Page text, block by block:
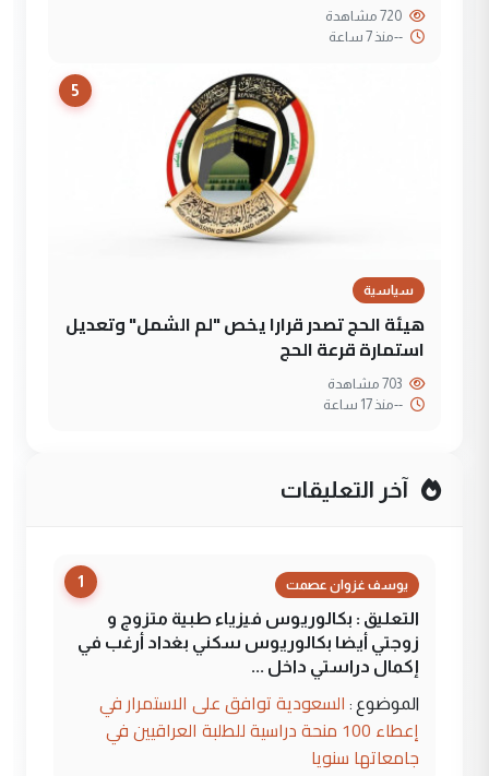
--منذ 7 ساعة
5
سياسية
هيئة الحج تصدر قرارا يخص "لم الشمل" وتعديل
استمارة قرعة الحج
--منذ 17 ساعة
آخر التعليقات
1 يوسف غزوان عصمت
التعليق : بكالوريوس فيزياء طبية متزوج و
زوجتي أيضا بكالوريوس سكني بغداد أرغب في
إكمال دراستي داخل ...
الموضوع : السعودية توافق على الاستمرار في
إعطاء 100 منحة دراسية للطلبة العراقيين في
جامعاتها سنويا